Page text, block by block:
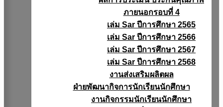
ภายนอกรอบที่ 4
เล่ม Sar ปีการศึกษา 2565
เล่ม Sar ปีการศึกษา 2566
เล่ม Sar ปีการศึกษา 2567
เล่ม Sar ปีการศึกษา 2568
งานส่งเสริมผลิตผล
ฝ่ายพัฒนากิจการนักเรียนนักศึกษา
งานกิจกรรมนักเรียนนักศึกษา